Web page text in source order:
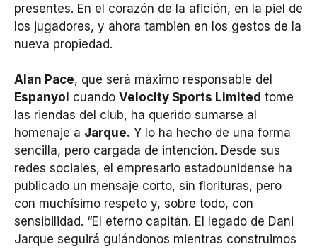
presentes. En el corazón de la afición, en la piel de
los jugadores, y ahora también en los gestos de la
nueva propiedad.
Alan Pace, que será máximo responsable del
Espanyol cuando Velocity Sports Limited tome
las riendas del club, ha querido sumarse al
homenaje a Jarque. Y lo ha hecho de una forma
sencilla, pero cargada de intención. Desde sus
redes sociales, el empresario estadounidense ha
publicado un mensaje corto, sin florituras, pero
con muchísimo respeto y, sobre todo, con
sensibilidad. “El eterno capitán. El legado de Dani
Jarque seguirá guiándonos mientras construimos